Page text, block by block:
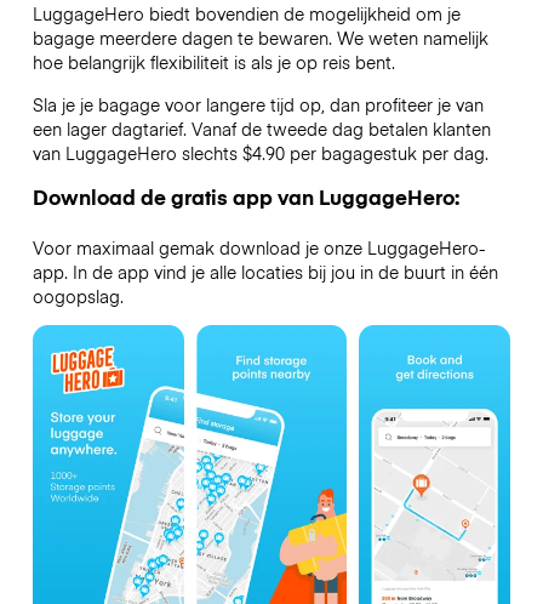
LuggageHero biedt bovendien de mogelijkheid om je
bagage meerdere dagen te bewaren. We weten namelijk
hoe belangrijk flexibiliteit is als je op reis bent.
Sla je je bagage voor langere tijd op, dan profiteer je van
een lager dagtarief. Vanaf de tweede dag betalen klanten
van LuggageHero slechts $4.90 per bagagestuk per dag.
Download de gratis app van LuggageHero:
Voor maximaal gemak download je onze LuggageHero-
app. In de app vind je alle locaties bij jou in de buurt in één
oogopslag.